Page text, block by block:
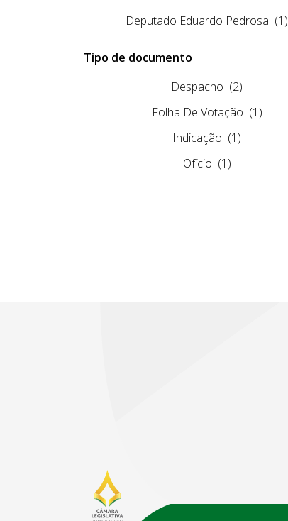
Deputado Eduardo Pedrosa (1)
Tipo de documento
Despacho (2)
Folha De Votação (1)
Indicação (1)
Ofício (1)